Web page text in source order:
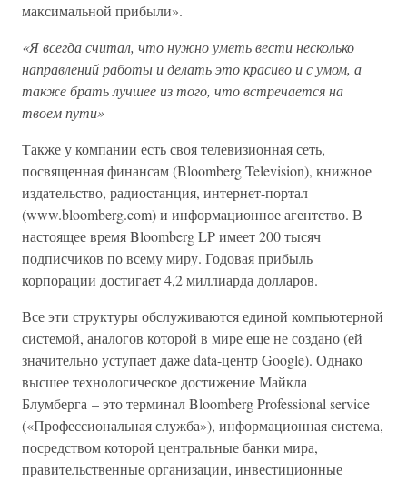
максимальной прибыли».
«Я всегда считал, что нужно уметь вести несколько
направлений работы и делать это красиво и с умом, а
также брать лучшее из того, что встречается на
твоем пути»
Также у компании есть своя телевизионная сеть,
посвященная финансам (Bloomberg Television), книжное
издательство, радиостанция, интернет-портал
(www.bloomberg.com) и информационное агентство. В
настоящее время Bloomberg LP имеет 200 тысяч
подписчиков по всему миру. Годовая прибыль
корпорации достигает 4,2 миллиарда долларов.
Все эти структуры обслуживаются единой компьютерной
системой, аналогов которой в мире еще не создано (ей
значительно уступает даже data-центр Google). Однако
высшее технологическое достижение Майкла
Блумберга – это терминал Bloomberg Professional service
(«Профессиональная служба»), информационная система,
посредством которой центральные банки мира,
правительственные организации, инвестиционные